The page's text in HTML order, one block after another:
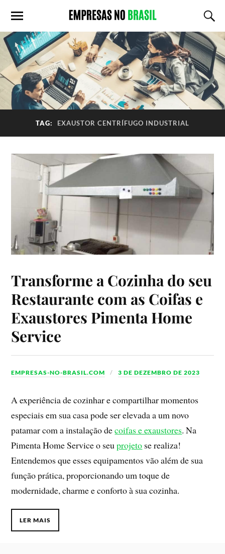
TAG: EXAUSTOR CENTRÍFUGO INDUSTRIAL
Transforme a Cozinha do seu
Restaurante com as Coifas e
Exaustores Pimenta Home
Service
EMPRESAS-NO-BRASIL.COM 3 DE DEZEMBRO DE 2023
A experiência de cozinhar e compartilhar momentos
especiais em sua casa pode ser elevada a um novo
patamar com a instalação decoifas e exaustores. Na
Pimenta Home Service o seuprojeto se realiza!
Entendemos que esses equipamentos vão além de sua
função prática, proporcionando um toque de
modernidade, charme e conforto à sua cozinha.
LER MAIS